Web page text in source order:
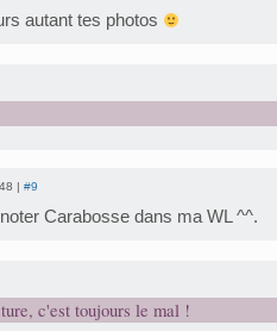
autant tes photos
| #9
Carabosse dans ma WL ^^.
c'est toujours le mal !